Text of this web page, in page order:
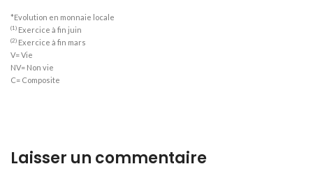
*Evolution en monnaie locale
(1) Exercice à fin juin
(2) Exercice à fin mars
V= Vie
NV= Non vie
C= Composite
Laisser un commentaire